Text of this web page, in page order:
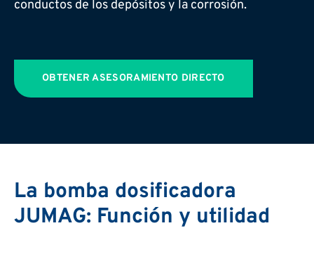
conductos de los depósitos y la corrosión.
OBTENER ASESORAMIENTO DIRECTO
La bomba dosificadora
JUMAG: Función y utilidad